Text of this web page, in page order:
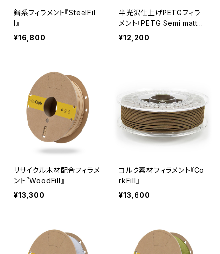
鋼系フィラメント『SteelFil
l』
¥16,800
半光沢仕上げPETGフィラ
メント『PETG Semi matte
Black』
¥12,200
リサイクル木材配合フィラメ
ント『WoodFill』
¥13,300
コルク素材フィラメント『Co
rkFill』
¥13,600